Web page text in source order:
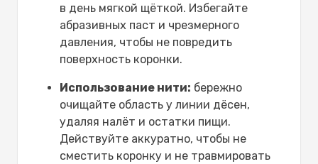
в деньмягкой щёткой. Избегайте
абразивных паст и чрезмерного
давления, чтобы не повредить
поверхность коронки.
Использование нити: бережно
очищайте область у линии дёсен,
удаляя налёт и остатки пищи.
Действуйте аккуратно, чтобы не
сместить коронку и не травмировать